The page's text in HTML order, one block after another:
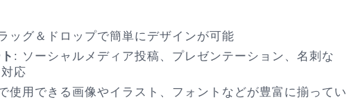
ッグ＆ドロップで簡単にデザインが可能
: ソーシャルメディア投稿、プレゼンテーション、名刺な
応
使用できる画像やイラスト、フォントなどが豊富に揃ってい